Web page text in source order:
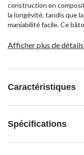
construction en
la longévité, tandis que
maniabilité facile. Ce
Afficher plus de détails
Caractéristiques
Spécifications